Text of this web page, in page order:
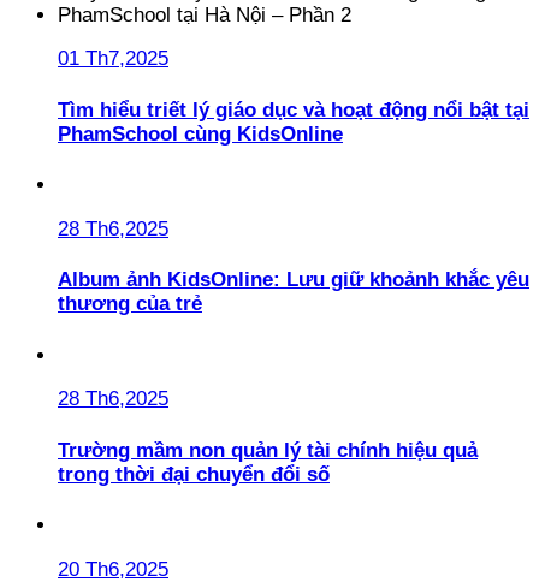
01 Th7,2025
Tìm hiểu triết lý giáo dục và hoạt động nổi bật tại
PhamSchool cùng KidsOnline
28 Th6,2025
Album ảnh KidsOnline: Lưu giữ khoảnh khắc yêu
thương của trẻ
28 Th6,2025
Trường mầm non quản lý tài chính hiệu quả
trong thời đại chuyển đổi số
20 Th6,2025